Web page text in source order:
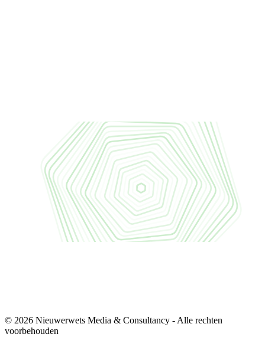
© 2026 Nieuwerwets Media & Consultancy - Alle rechten
voorbehouden